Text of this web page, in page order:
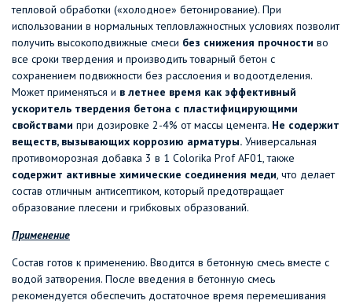
тепловой обработки («холодное» бетонирование). При
использовании в нормальных тепловлажностных условиях позволит
получить высокоподвижные смеси без снижения прочности во
все сроки твердения и производить товарный бетон с
сохранением подвижности без расслоения и водоотделения.
Может применяться и в летнее время как эффективный
ускоритель твердения бетона с пластифицирующими
свойствами при дозировке 2-4% от массы цемента. Не содержит
веществ, вызывающих коррозию арматуры. Универсальная
противоморозная добавка 3 в 1 Colorika Prof AF01, также
содержит активные химические соединения меди, что делает
состав отличным антисептиком, который предотвращает
образование плесени и грибковых образований.
Применение
Состав готов к применению. Вводится в бетонную смесь вместе с
водой затворения. После введения в бетонную смесь
рекомендуется обеспечить достаточное время перемешивания